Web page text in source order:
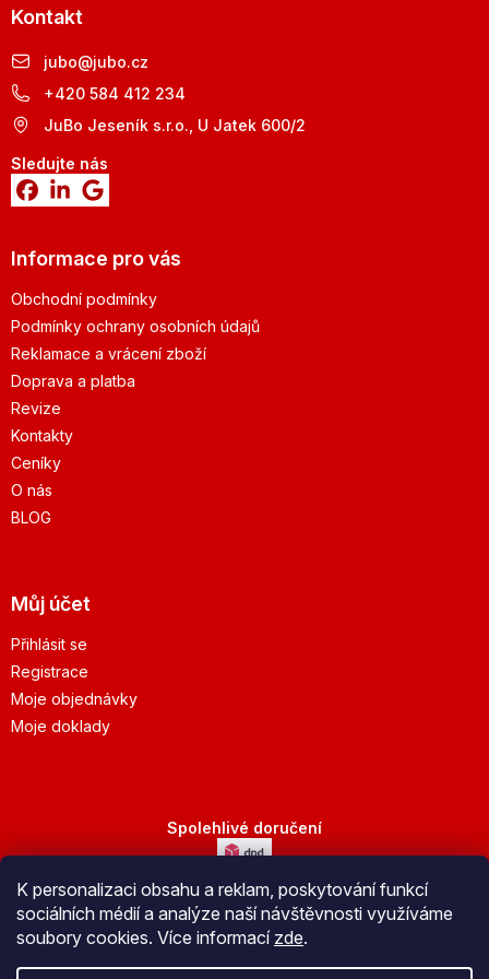
K personalizaci obsahu a reklam, poskytování funkcí
sociálních médií a analýze naší návštěvnosti využíváme
soubory cookies. Více informací zde.
Kontakt
jubo@jubo.cz
+420 584 412 234
JuBo Jeseník s.r.o., U Jatek 600/2
Sledujte nás
Informace pro vás
Obchodní podmínky
Podmínky ochrany osobních údajů
Reklamace a vrácení zboží
Doprava a platba
Revize
Kontakty
Ceníky
O nás
BLOG
Můj účet
Přihlásit se
Registrace
Moje objednávky
Moje doklady
Spolehlivé doručení
Bezpečná platba